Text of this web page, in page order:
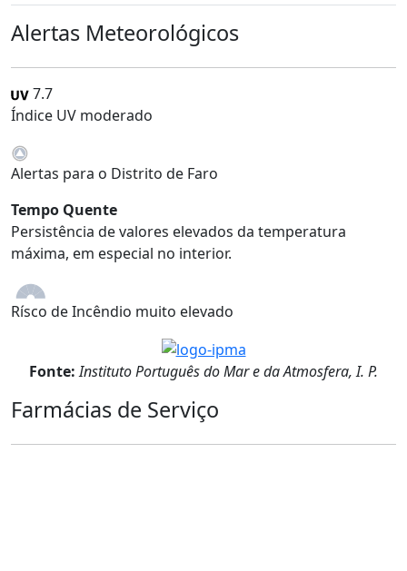
Alertas Meteorológicos
7.7
Índice UV moderado
Alertas para o Distrito de Faro
Tempo Quente
Persistência de valores elevados da temperatura
máxima, em especial no interior.
Rísco de Incêndio muito elevado
Fonte: Instituto Português do Mar e da Atmosfera, I. P.
Farmácias de Serviço